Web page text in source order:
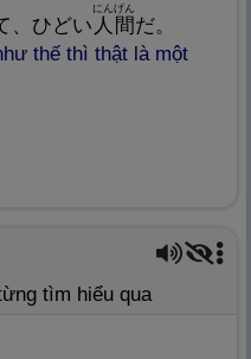
、ひどい 人 間
にんげん
だ。
thế thì thật là một
tìm hiểu qua